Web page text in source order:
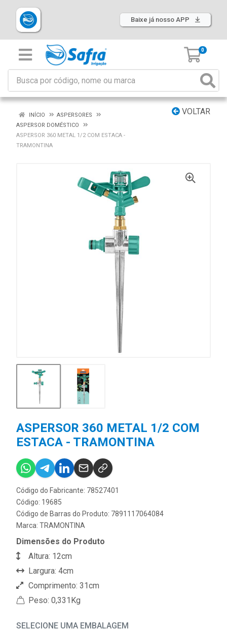
Baixe já nosso APP
0
VOLTAR
INÍCIO
ASPERSORES
ASPERSOR DOMÉSTICO
ASPERSOR 360 METAL 1/2 COM ESTACA -
TRAMONTINA
ASPERSOR 360 METAL 1/2 COM
ESTACA - TRAMONTINA
Código do Fabricante: 78527401
Código: 19685
Código de Barras do Produto: 7891117064084
Marca: TRAMONTINA
Dimensões do Produto
Altura: 12cm
Largura: 4cm
Comprimento: 31cm
Peso: 0,331Kg
SELECIONE UMA EMBALAGEM